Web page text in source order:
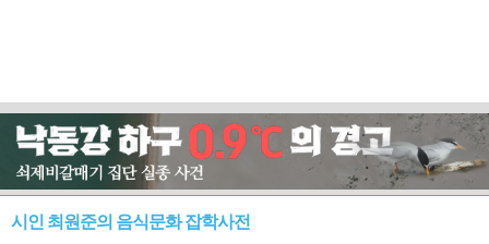
시인 최원준의 음식문화 잡학사전